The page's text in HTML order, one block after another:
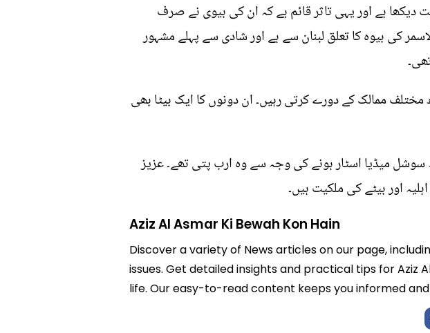
ہے اور یہی تاثر قائم ہے کہ ان کی بیوی نے صرف
کی بیوہ کا تعلق لبنان سے ہے اور شادی سے پہلے مشہور
ممالک کے دورے کرتی رہیں۔ ان دونوں کا ایک بیٹا بھی
سوشل میڈیا اسٹار ہونے کی وجہ سے وہ ارب پتی تھے۔ عزیز
اور بیٹے کی ملکیت ہیں۔
Aziz Al Asmar Ki Bewah Kon Hain
Discover a variety of News articles on our page,
issues. Get detailed insights and practical tips for Aziz
life. Our easy-to-read content keeps you informed